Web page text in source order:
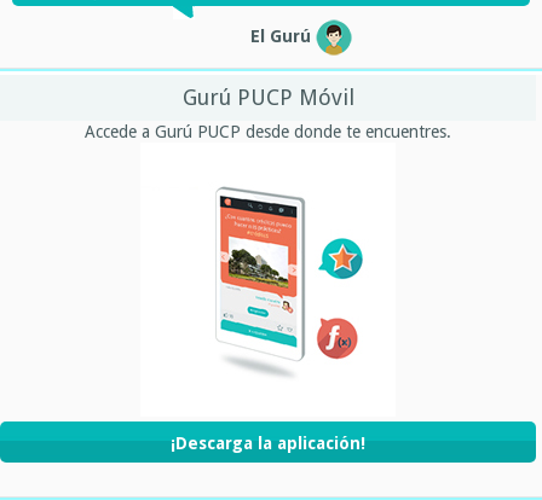
El Gurú
Gurú PUCP Móvil
Accede a Gurú PUCP desde donde te encuentres.
¡Descarga la aplicación!